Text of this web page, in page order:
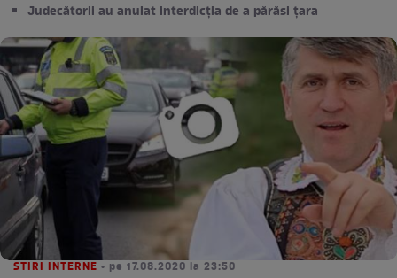
Judecătorii au anulat interdicția de a părăsi țara
STIRI INTERNE • pe 17.08.2020 la 23:50